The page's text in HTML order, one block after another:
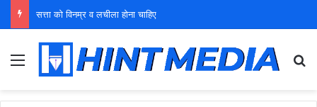
युवा शक्ति को पहचाने बूढ़ा नेतृत्व
Menu